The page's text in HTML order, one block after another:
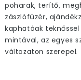
poharak, terítő,
zászlófüzér,
kaphatóak
mintával, az egyes
változaton szerepel.